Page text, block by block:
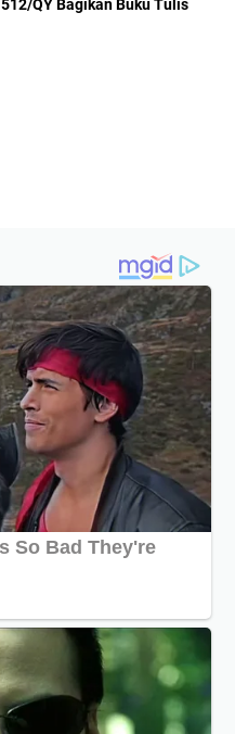
512/QY Bagikan Buku Tulis